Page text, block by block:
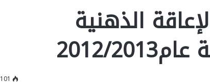
الإعاقة الذهنية
2013
101